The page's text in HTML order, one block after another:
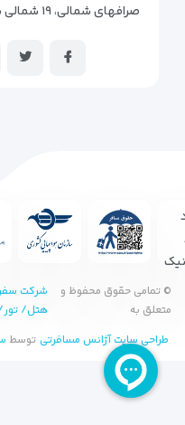
صرافهای شمالی، ۱۹ شمالی پ ۲۱
© تمامی حقوق محفوظ و
متعلق به
شرکت
هتل/ تور/
طراحی سایت آژانس مسافرتی توسط